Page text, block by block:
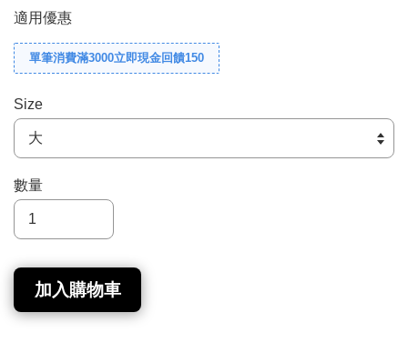
適用優惠
單筆消費滿3000立即現金回饋150
Size
數量
加入購物車